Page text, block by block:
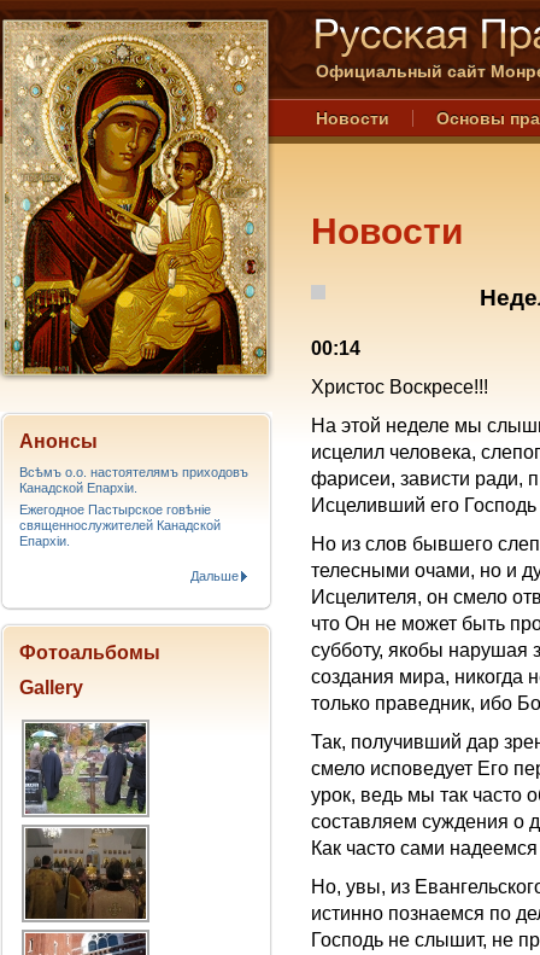
Официальный сайт
Новости Основы
Новости
00:14
Христос Воскресе!!!
На этой неделе мы
исцелил человека,
фарисеи, зависти ради,
Исцеливший его
Но из слов бывшего
телесными очами, но и
Исцелителя, он смело
что Он не может быть
субботу, якобы нарушая
создания мира, никогда
только праведник, ибо
Так, получивший дар
смело исповедует Его
урок, ведь мы так часто
составляем суждения о
Как часто сами
Но, увы, из
истинно познаемся по
Господь не слышит, не
Анонсы
Всѣмъ о.о. настоятелямъ приходовъ
Канадской Епархiи.
Ежегодное Пастырское говѣніе
священнослужителей Канадской
Епархіи.
Дальше
Фотоальбомы
Gallery